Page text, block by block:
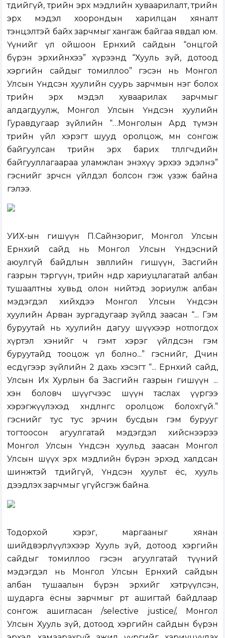
төдийгүй, төрийн эрх мэдлийн хуваарилалт, төрийн
эрх мэдэл хоорондын харилцан хяналт
тэнцэлтэй байх зарчмыг хангаж байгаа явдал юм.
Үүнийг үл ойшоон Ерөнхий сайдын “онцгой
бүрэн эрхийнхээ” хүрээнд “Хууль зүй, дотоод
хэргийн сайдыг томиллоо” гэсэн нь Монгол
Улсын Үндсэн хуулийн суурь зарчмын нэг болох
төрийн эрх мэдэл хуваарилах зарчмыг
алдагдуулж, Монгол Улсын Үндсэн хуулийн
Гуравдугаар зүйлийн “…Монголын Ард түмэн
төрийн үйл хэрэгт шууд оролцож, мөн сонгож
байгуулсан төрийн эрх барих төлөөлөгчдийн
байгууллагаараа уламжлан энэхүү эрхээ эдэлнэ”
гэснийг зөрчсөн үйлдэл болсон гэж үзэж байна
гэлээ.
УИХ-ын гишүүн П.Сайнзориг, Монгол Улсын
Ерөнхий сайд нь Монгол Улсын Үндэсний
аюулгүй байдлын зөвлөлийн гишүүн, Засгийн
газрын тэргүүн, төрийн өндөр хариуцлагатай албан
тушаалтны хувьд олон нийтэд зориулж албан
мэдэгдэл хийхдээ Монгол Улсын Үндсэн
хуулийн Арван зургадугаар зүйлд заасан “... Гэм
буруутай нь хуулийн дагуу шүүхээр нотлогдох
хүртэл хэнийг ч гэмт хэрэг үйлдсэн гэм
буруутайд тооцож үл болно...” гэснийг, Дөчин
есдүгээр зүйлийн 2 дахь хэсэгт “... Ерөнхий сайд,
Улсын Их Хурлын ба Засгийн газрын гишүүн ...
хэн боловч шүүгчээс шүүн таслах үүргээ
хэрэгжүүлэхэд хөндлөнгөөс оролцож болохгүй.”
гэснийг тус тус зөрчин бусдын гэм бурууг
тогтоосон агуулгатай мэдэгдэл хийснээрээ
Монгол Улсын Үндсэн хуульд заасан Монгол
Улсын шүүх эрх мэдлийн бүрэн эрхэд халдсан
шинжтэй төдийгүй, Үндсэн хуульт ёс, хууль
дээдлэх зарчмыг үгүйсгэж байна.
Тодорхой хэрэг, маргааныг хянан
шийдвэрлүүлэхээр Хууль зүй, дотоод хэргийн
сайдыг томиллоо гэсэн агуулгатай түүний
мэдэгдэл нь Монгол Улсын Ерөнхий сайдын
албан тушаалын бүрэн эрхийг хэтрүүлсэн,
шударга ёсны зарчмыг өөртөө ашигтай байдлаар
сонгож ашигласан /selective justice/, Монгол
Улсын Хууль зүй, дотоод хэргийн сайдын бүрэн